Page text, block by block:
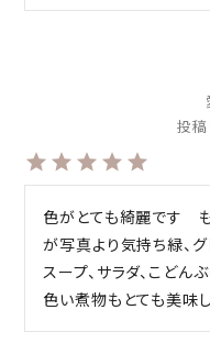
投稿
色がとても綺麗です　
が写真より気持ち緑、
スープ、サラダ、こど
色い煮物もとても美味